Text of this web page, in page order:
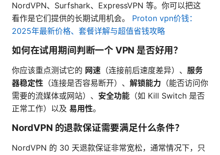
NordVPN、Surfshark、ExpressVPN 等。你可以把这
看作是它们提供的长期试用机会。 Proton vpn价钱：
2025年最新价格、套餐详解与超值省钱攻略
如何在试用期间判断一个 VPN 是否好用？
你应该重点测试它的 网速 （连接前后速度差异）、 服务
器稳定性 （连接是否容易断开）、 解锁能力 （能否访问你
需要的流媒体或网站）、 安全功能 （如 Kill Switch 是否
正常工作）以及 易用性。
NordVPN 的退款保证需要满足什么条件？
NordVPN 的 30 天退款保证非常宽松，通常情况下，只